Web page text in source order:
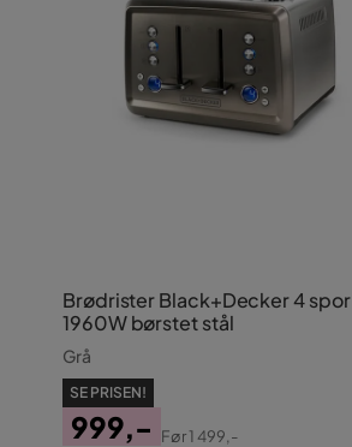
Brødrister Black+Decker 4 spor
1960W børstet stål
Grå
SE PRISEN!
999,-
Før1 499,-